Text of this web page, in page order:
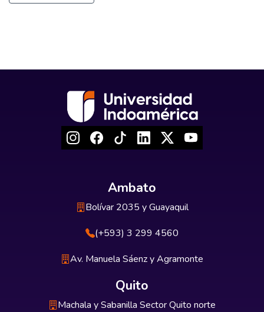
Ambato
Bolívar 2035 y Guayaquil
(+593) 3 299 4560
Av. Manuela Sáenz y Agramonte
Quito
Machala y Sabanilla Sector Quito norte